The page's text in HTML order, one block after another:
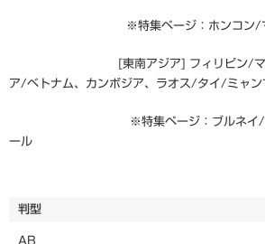
※特集ページ：ホンコン/マカ
[東南アジア] フィリピン/マレー
ア/ベトナム、カンボジア、ラオス/タイ/ミャン
※特集ページ：ブルネイ/シンガ
ール
判型
AB